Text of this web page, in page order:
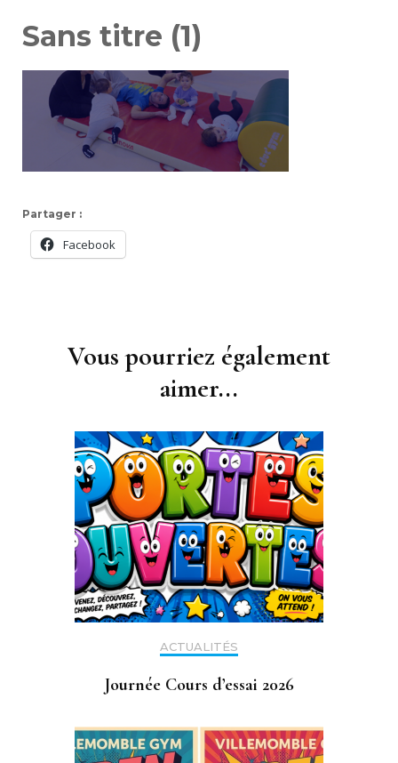
Sans titre (1)
Partager :
Facebook
Vous pourriez également
aimer...
ACTUALITÉS
Journée Cours d’essai 2026